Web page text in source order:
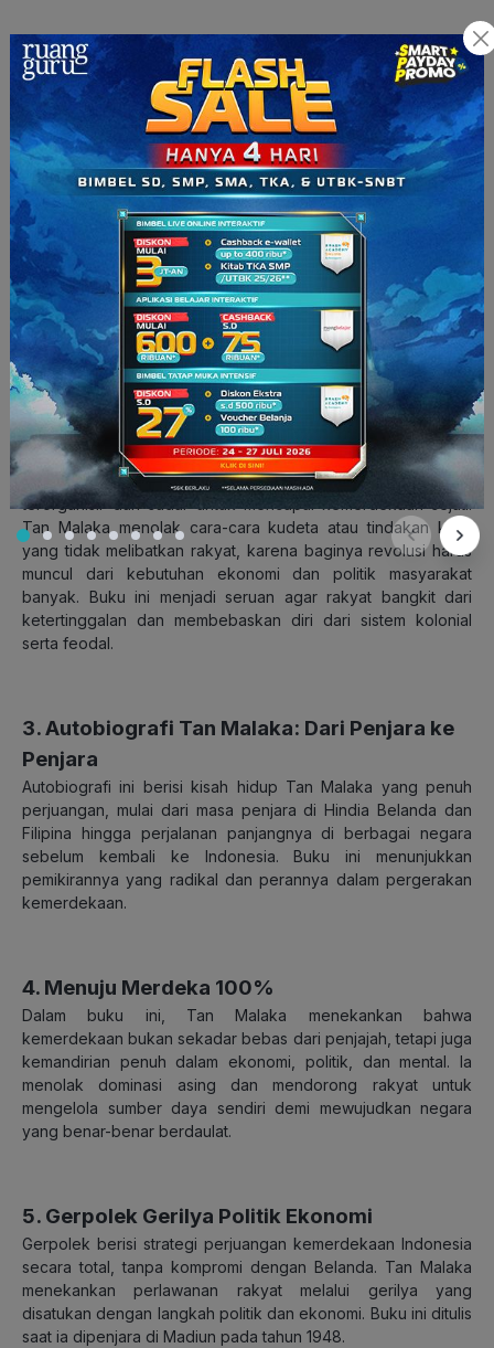
Buku-Buku Tan Malaka
Tan Malaka memiliki karya berupa buku yang menunjukkan
pemikiran kritis dan visit besarnya untuk bangsa Indonesia.
Yuk, simak beberapa buku Tan Malaka berikut ini!
1. Madilog Tan Malaka
Madilog
adalah karya Tan Malaka yang paling terkenal. Dalam
buku ini ia menjelaskan bahwa kemajuan manusia berjalan
melalui tiga tahap: logika mistika, filsafat, dan ilmu
pengetahuan (sains). Menurutnya, selama Indonesia masih
terjebak dalam cara berpikir mistis, bangsa ini akan sulit maju
dan merdeka sepenuhnya. Karena itu,
Madilog
ditulis sebagai
jalan keluar agar masyarakat bisa berpikir lebih rasional dan
ilmiah.
2. Aksi Massa
Aksi Massamembahas pentingnya gerakan rakyat yang
terorganisir dan sadar untuk mencapai kemerdekaan sejati.
Tan Malaka menolak cara-cara kudeta atau tindakan kecil
yang tidak melibatkan rakyat, karena baginya revolusi harus
muncul dari kebutuhan ekonomi dan politik masyarakat
banyak. Buku ini menjadi seruan agar rakyat bangkit dari
ketertinggalan dan membebaskan diri dari sistem kolonial
serta feodal.
3. Autobiografi Tan Malaka: Dari Penjara ke
Penjara
Autobiografi ini berisi kisah hidup Tan Malaka yang penuh
perjuangan, mulai dari masa penjara di Hindia Belanda dan
Filipina hingga perjalanan panjangnya di berbagai negara
sebelum kembali ke Indonesia. Buku ini menunjukkan
pemikirannya yang radikal dan perannya dalam pergerakan
kemerdekaan.
4. Menuju Merdeka 100%
Dalam buku ini, Tan Malaka menekankan bahwa
kemerdekaan bukan sekadar bebas dari penjajah, tetapi juga
kemandirian penuh dalam ekonomi, politik, dan mental. Ia
menolak dominasi asing dan mendorong rakyat untuk
mengelola sumber daya sendiri demi mewujudkan negara
yang benar-benar berdaulat.
5. Gerpolek Gerilya Politik Ekonomi
Gerpolek berisi strategi perjuangan kemerdekaan Indonesia
secara total, tanpa kompromi dengan Belanda. Tan Malaka
menekankan perlawanan rakyat melalui gerilya yang
disatukan dengan langkah politik dan ekonomi. Buku ini ditulis
saat ia dipenjara di Madiun pada tahun 1948.